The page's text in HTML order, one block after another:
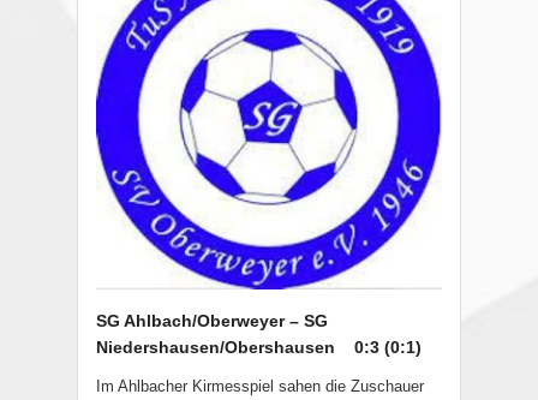
SG Ahlbach/Oberweyer – SG
Niedershausen/Obershausen
0:3 (0:1)
Im Ahlbacher Kirmesspiel sahen die Zuschauer